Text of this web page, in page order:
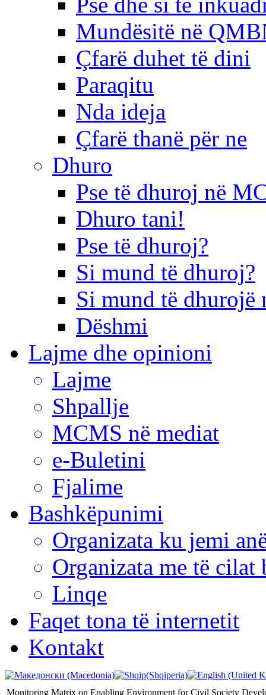
Mundësitë në
Çfarë duhet të dini
Paraqitu
Nda ideja
Çfarë thanë për ne
Dhuro
Pse të dhuroj në
Dhuro tani!
Pse të dhuroj?
Si mund të dhuroj?
Si mund të dhurojë
Dëshmi
Lajme dhe opinioni
Lajme
Shpallje
MCMS në mediat
e-Buletini
Fjalime
Bashkëpunimi
Organizata ku jemi
Organizata me të cilat
Linqe
Faqet tona të internetit
Kontakt
Monitoring Matrix on Enabling Environment for Civil Society